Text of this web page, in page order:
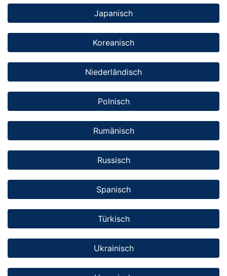
Japanisch
Koreanisch
Niederländisch
Polnisch
Rumänisch
Russisch
Spanisch
Türkisch
Ukrainisch